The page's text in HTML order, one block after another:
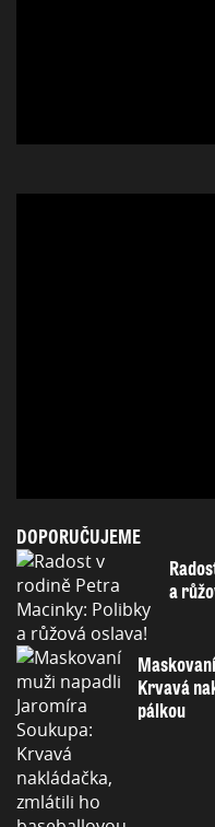
DOPORUČUJEME
a
Krvavá
pálkou